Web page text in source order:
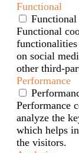
Functional
Functional
Functional
on social
other third-
Performance
Performance
analyze the
which helps
the visitors.